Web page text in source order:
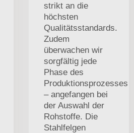
strikt an die
höchsten
Qualitätsstandards.
Zudem
überwachen wir
sorgfältig jede
Phase des
Produktionsprozesses
– angefangen bei
der Auswahl der
Rohstoffe. Die
Stahlfelgen